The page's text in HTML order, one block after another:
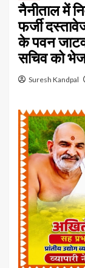
नैनीताल में
फर्जी
के पवन
सचिव को
Suresh Kandpal